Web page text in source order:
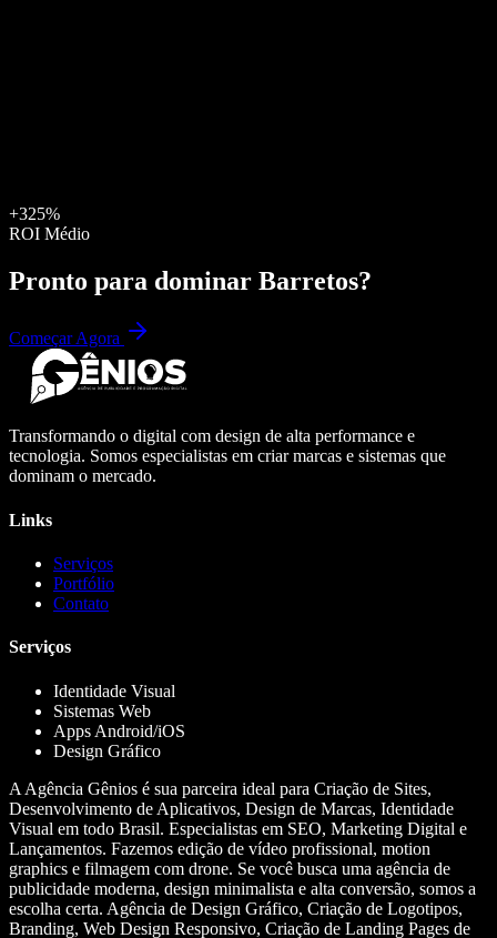
+325%
ROI Médio
Pronto para dominar Barretos?
Começar Agora
Transformando o digital com design de alta performance e
tecnologia. Somos especialistas em criar marcas e sistemas que
dominam o mercado.
Links
Serviços
Portfólio
Contato
Serviços
Identidade Visual
Sistemas Web
Apps Android/iOS
Design Gráfico
A Agência Gênios é sua parceira ideal para Criação de Sites,
Desenvolvimento de Aplicativos, Design de Marcas, Identidade
Visual em todo Brasil. Especialistas em SEO, Marketing Digital e
Lançamentos. Fazemos edição de vídeo profissional, motion
graphics e filmagem com drone. Se você busca uma agência de
publicidade moderna, design minimalista e alta conversão, somos a
escolha certa. Agência de Design Gráfico, Criação de Logotipos,
Branding, Web Design Responsivo, Criação de Landing Pages de